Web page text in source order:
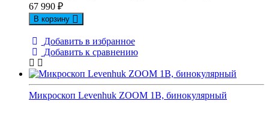
67 990 ₽
В корзину
Добавить в избранное
Добавить к сравнению
Микроскоп Levenhuk ZOOM 1B, бинокулярный